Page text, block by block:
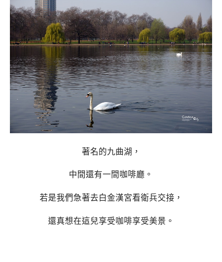
著名的九曲湖，
中間還有一間咖啡廳。
若是我們急著去白金漢宮看衛兵交接，
還真想在這兒享受咖啡享受美景。